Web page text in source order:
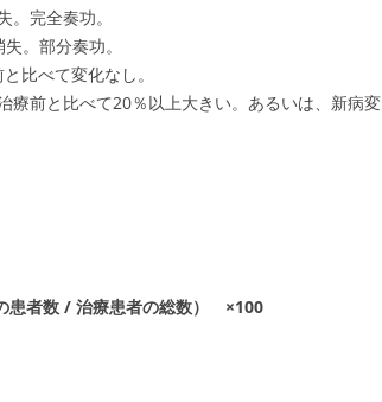
完全奏功。
。部分奏功。
比べて変化なし。
前と比べて20％以上大きい。あるいは、新病変
患者数 / 治療患者の総数） ×100